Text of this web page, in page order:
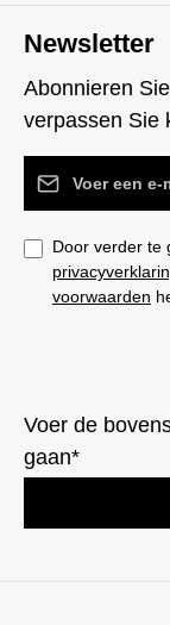
Newsletter
Abonnieren
verpassen Sie
E-mailadres*
Door verder te
voorwaarden
Voer de
gaan*